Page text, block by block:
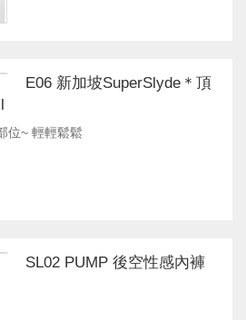
E06 新加坡SuperSlyde＊頂
位~ 輕輕鬆鬆
SL02 PUMP 後空性感內褲